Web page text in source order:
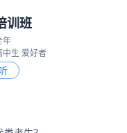
训班
年
中生 爱好者